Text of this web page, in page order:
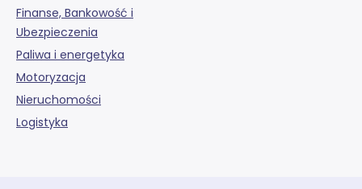
Finanse, Bankowość i
Ubezpieczenia
Paliwa i energetyka
Motoryzacja
Nieruchomości
Logistyka